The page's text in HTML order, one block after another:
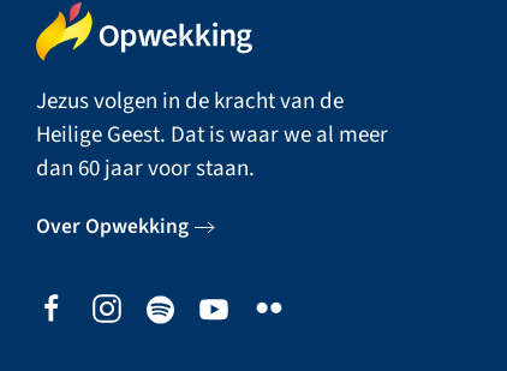
Jezus volgen in de kracht van de
Heilige Geest. Dat is waar we al meer
dan 60 jaar voor staan.
Over Opwekking